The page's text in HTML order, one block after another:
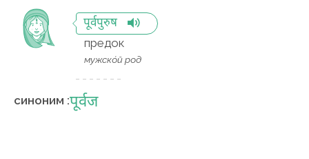
पूर्वपुरुष
предок
мужско́й род
синоним :पूर्वज